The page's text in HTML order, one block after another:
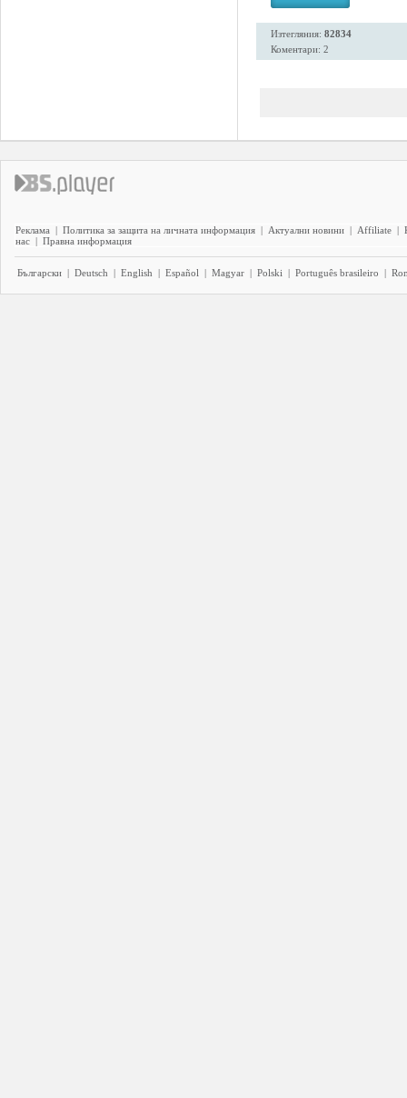
Изтегляния: 82834
Коментари: 2
Реклама | Политика за защита на личната информация | Актуални новини | Affiliate |
нас | Правна информация
Български | Deutsch | English | Español | Magyar | Polski | Português brasileiro |